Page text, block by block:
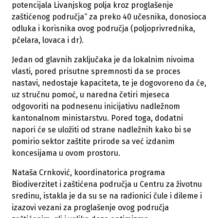
potencijala Livanjskog polja kroz proglašenje
zaštićenog područja“ za preko 40 učesnika, donosioca
odluka i korisnika ovog područja (poljoprivrednika,
pčelara, lovaca i dr).
Jedan od glavnih zaključaka je da lokalnim nivoima
vlasti, pored prisutne spremnosti da se proces
nastavi, nedostaje kapaciteta, te je dogovoreno da će,
uz stručnu pomoć, u naredna četiri mjeseca
odgovoriti na podnesenu inicijativu nadležnom
kantonalnom ministarstvu. Pored toga, dodatni
napori će se uložiti od strane nadležnih kako bi se
pomirio sektor zaštite prirode sa već izdanim
koncesijama u ovom prostoru.
Nataša Crnković, koordinatorica programa
Biodiverzitet i zaštićena područja u Centru za životnu
sredinu, istakla je da su se na radionici čule i dileme i
izazovi vezani za proglašenje ovog područja